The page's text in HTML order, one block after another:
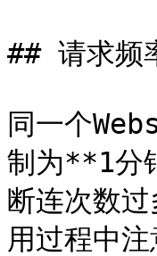
## 请求频
同一个
制为**1分
断连次数
用过程中注